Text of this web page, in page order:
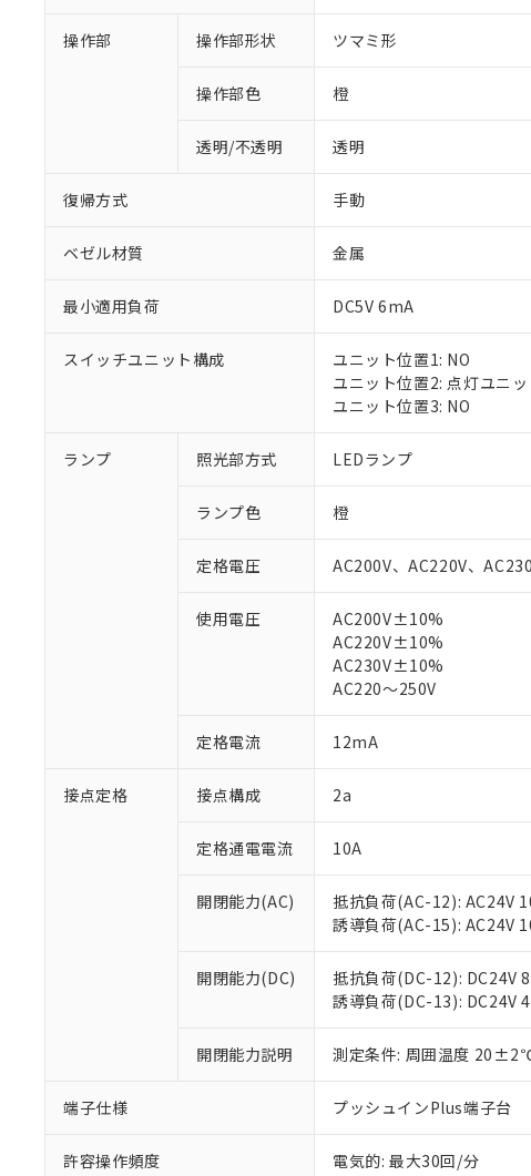
操作部 操作部形状 ツマミ形
操作部色 橙
透明/不透明 透明
復帰方式 手動
ベゼル材質 金属
最小適用負荷 DC5V 6mA
スイッチユニット構成
ユニット位置1: NO
ユニット位置2: 点灯ユニッ
ユニット位置3: NO
ランプ 照光部方式 LEDランプ
ランプ色 橙
定格電圧 AC200V、AC220V、
使用電圧
AC200V±10%
AC220V±10%
AC230V±10%
AC220～250V
定格電流 12mA
接点定格 接点構成 2a
定格通電電流 10A
開閉能力(AC)
抵抗負荷(AC-12): AC24V
誘導負荷(AC-15): AC24V
開閉能力(DC)
抵抗負荷(DC-12): DC24V
誘導負荷(DC-13): DC24V
開閉能力説明 測定条件: 周囲温度
端子仕様 プッシュインPlus端子台
許容操作頻度
電気的: 最大30回/分
ご利用条件
以下の条件をお読みい
当社制御機器事業
のであり、閲覧さ
当社販売員にご
オムロン制御機
在庫状況および
マイパーツ機能
ている必要があり
お客様が当ウェブ
が、当社の製品
さい。
※当社の共同利用
※1 対応状況
対応済み：EU
対応予定：EU RoHS指
対応予定なし：EU
調査・確認中：EU
非該当品：ライセンス
仕入先様の事情により
があります。
鉛(Pb) 1000ppm以下、 水銀
フタル酸エステル類の４物質
※2 対応予定月
部品在庫の切り替え状
※3 非含有証明書ダ
下記の非含有証明書を
51物質の非含有証明書
※1 中国RoHS○×表
「○」：最大均質材料
「×」：最大均質材料
「－」：未確認です。
Cr(Ⅵ)(六価クロム) : 1000ppm
DBP(フタル酸ジブチル) :
DEHP(フタル酸ビス(2-エチル
※2 環境保護使用期
「ｅ」：有害物質（10
「10」：通常の使用状
味します。
などの必要な手
ます。
置等に一切使用
当社は、貴社製
また当社は、販
たしません。
△ 一定数には
機器販売店
白